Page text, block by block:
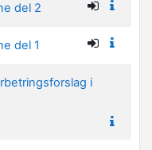
del 2
del 1
i